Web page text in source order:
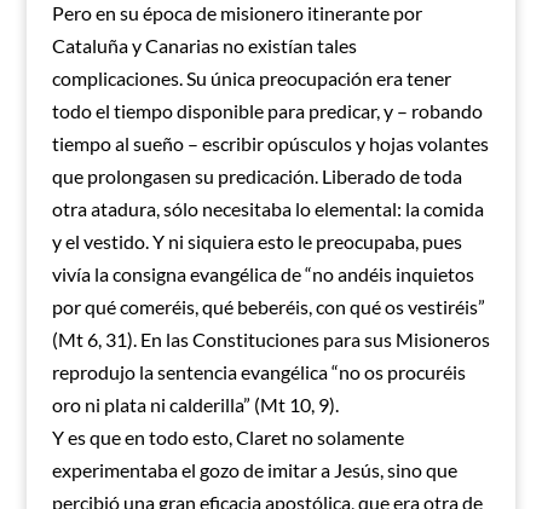
Pero en su época de misionero itinerante por
Cataluña y Canarias no existían tales
complicaciones. Su única preocupación era tener
todo el tiempo disponible para predicar, y – robando
tiempo al sueño – escribir opúsculos y hojas volantes
que prolongasen su predicación. Liberado de toda
otra atadura, sólo necesitaba lo elemental: la comida
y el vestido. Y ni siquiera esto le preocupaba, pues
vivía la consigna evangélica de “no andéis inquietos
por qué comeréis, qué beberéis, con qué os vestiréis”
(Mt 6, 31). En las Constituciones para sus Misioneros
reprodujo la sentencia evangélica “no os procuréis
oro ni plata ni calderilla” (Mt 10, 9).
Y es que en todo esto, Claret no solamente
experimentaba el gozo de imitar a Jesús, sino que
percibió una gran eficacia apostólica, que era otra de